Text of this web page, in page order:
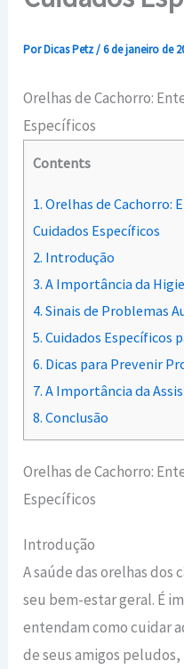
PorDicas Petz/6 de janeiro de
Orelhas de Cachorro:
Específicos
Contents
1. Orelhas de Cachorro:
Cuidados Específicos
2. Introdução
3. A Importância da
4. Sinais de Problemas
5. Cuidados Específicos
6. Dicas para Prevenir
7. A Importância da
8. Conclusão
Orelhas de Cachorro:
Específicos
Introdução
A saúde das orelhas dos
seu bem-estar geral. É
entendam como cuidar
de seus amigos